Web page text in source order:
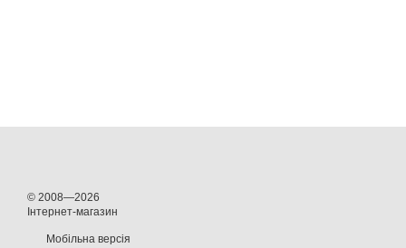
© 2008—2026
Інтернет-магазин
Мобільна версія